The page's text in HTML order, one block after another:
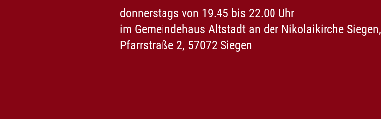
donnerstags von 19.45 bis 22.00 Uhr
im Gemeindehaus Altstadt an der Nikolaikirche Siegen,
Pfarrstraße 2, 57072 Siegen